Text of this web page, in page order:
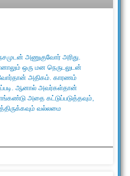
அணுகுவோர் அரிது.
ஒரு மன நெருடலுடன்
அதிகம். காரணம்
ஆனால் அவர்கள்தான்
அதை கட்டுப்படுத்தவும்,
வல்லமை